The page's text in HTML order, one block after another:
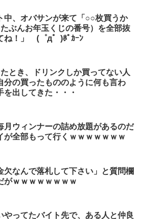
中、オバサンが来て「○○枚買うか
ぶんお年玉くじの番号）を全部抜
ね！」 (゜д゜)ﾎﾟｶｰﾝ
とき、ドリンクしか買ってない人
分の買ったもののように何も言わ
出してきた・・・
月ウィンナーの詰め放題があるのだ
が全部もって行くｗｗｗｗｗｗｗ
欠なんで落札して下さい」と質問欄
がｗｗｗｗｗｗｗｗ
やってたバイト先で、ある人と仲良